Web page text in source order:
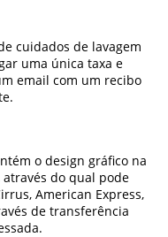
cuidados de lavagem
uma única taxa e
email com um recibo
o design gráfico na
do qual pode
American Express,
de transferência